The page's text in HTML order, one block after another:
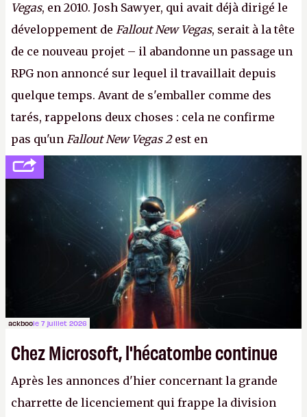
Vegas, en 2010. Josh Sawyer, qui avait déjà dirigé le
développement de Fallout New Vegas, serait à la tête
de ce nouveau projet – il abandonne un passage un
RPG non annoncé sur lequel il travaillait depuis
quelque temps. Avant de s'emballer comme des
tarés, rappelons deux choses : cela ne confirme
pas qu'un Fallout New Vegas 2est en
développement (pour ce que l'on sait, ils bossent
peut-être sur
Fallout Football ou
Fallout vs. Les
Lapins Crétins) et l'Obsidian d'aujourd'hui n'est plus
le même studio qu'il y a 15 ans. Mais bon, OK, on
peut commencer à fantasmer.A.
ackboole 7 juillet 2026
Chez Microsoft, l'hécatombe continue
Après les annonces d'hier concernant la grande
charrette de licenciement qui frappe la division